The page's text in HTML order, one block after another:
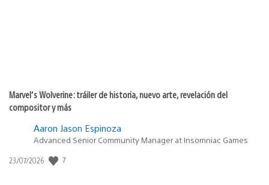
Marvel’s Wolverine: tráiler de historia, nuevo arte, revelación del
compositor y más
Aaron Jason Espinoza
Advanced Senior Community Manager at Insomniac Games
Fecha
23/07/2026 7